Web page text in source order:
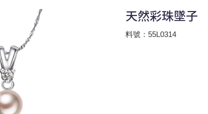
天然彩珠墜子
料號：55L0314